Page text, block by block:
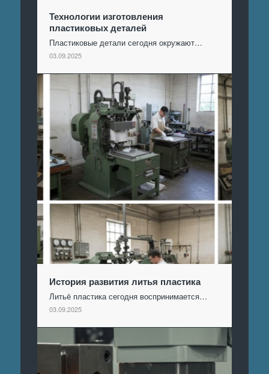
Технологии изготовления
пластиковых деталей
Пластиковые детали сегодня окружают…
03.09.2025
История развития литья пластика
Литьё пластика сегодня воспринимается…
03.09.2025